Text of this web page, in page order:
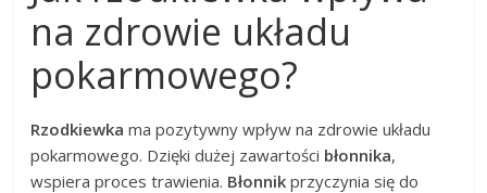
na zdrowie układu
pokarmowego?
Rzodkiewka ma pozytywny wpływ na zdrowie układu
pokarmowego. Dzięki dużej zawartości błonnika,
wspiera proces trawienia. Błonnik przyczynia się do